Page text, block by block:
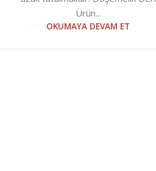
Ürün...
OKUMAYA DEVAM ET